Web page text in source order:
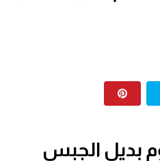
بديل الجبس